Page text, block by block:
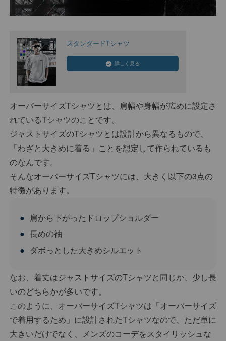
スタンダードTシャツ
詳しく見る
オーバーサイズTシャツとは、肩幅や身幅が広めに設定さ
れているTシャツのことです。
ジャストサイズのTシャツとは設計から異なるもので、
「わざと大きめに着る」ことを想定して作られているも
のなんです。
そんなオーバーサイズTシャツには、大きく以下の3点の
特徴があります。
肩から下がったドロップショルダー
長めの袖
ダボっとした大きめシルエット
なお、着丈はジャストサイズのTシャツと同じか、少し長
いのどちらかが多いです。
このように、オーバーサイズTシャツは「オーバーサイズ
で着用するため」に設計されたTシャツなので、ただ単に
大きいだけでなく、メンズのコーデをスタイリッシュな